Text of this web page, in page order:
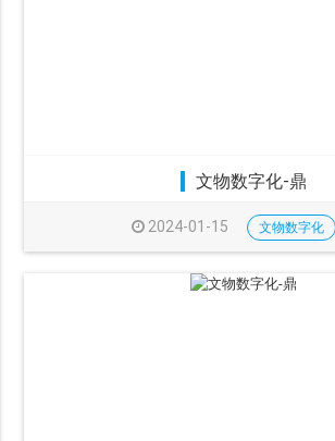
文物数字化-鼎
2024-01-15 文物数字化